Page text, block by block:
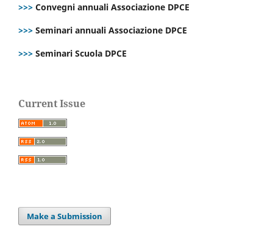
>>> Convegni annuali Associazione DPCE
>>> Seminari annuali Associazione DPCE
>>> Seminari Scuola DPCE
Current Issue
Make a Submission